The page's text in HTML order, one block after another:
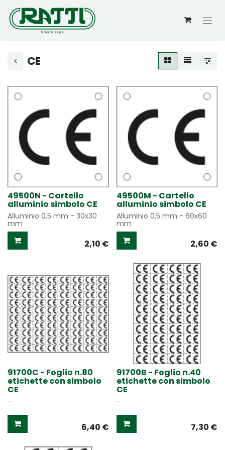
CE
49500N - Cartello
alluminio simbolo CE
Alluminio 0,5 mm - 30x30
mm
2,10 €
49500M - Cartello
alluminio simbolo CE
Alluminio 0,5 mm - 60x60
mm
2,60 €
91700C - Foglio n.80
etichette con simbolo
CE
-
6,40 €
91700B - Foglio n.40
etichette con simbolo
CE
-
7,30 €